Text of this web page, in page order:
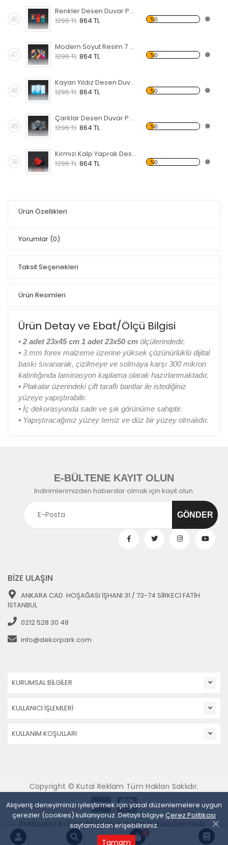
0
46
Renkler Desen Duvar Panosu
1296 TL 864 TL %0
47
Modern Soyut Resim 7 Forex Tablo
1296 TL 864 TL %0
48
Kayan Yıldız Desen Duvar Panosu
1296 TL 864 TL %0
49
Çarklar Desen Duvar Panosu
1296 TL 864 TL %0
50
Kırmızı Kalp Yaprak Desen Duvar Panosu
1296 TL 864 TL %0
Ürün Özellikleri
Yorumlar (0)
Taksit Seçenekleri
Ürün Resimleri
Ürün Detay ve Ebat/Ölçü Bilgisi
• 2 adet 23x45 cm 1 adet 23x50 cm ölçülerindedir.
• 3 mm forex malzeme üzerine yüksek çözünürlüklü dijital
baskı sıvanarak, çizilmeye ve solmaya karşı 300 mikron
kalınlığında laminasyon kaplama olarak hazırlanmaktadır.
• Plakalar üzerindeki çift taraflı bantlar ile istediğiniz
yüzeye yapıştırabilir.
• İç dekorasyonda sade ve şık görünüme sahiptir.
• Yapıştıracağınız yüzey temiz ve düz bir yüzey olmalıdır.
Alışveriş deneyiminizi iyileştirmek için yasal düzenlemelere uygun
çerezler (cookies) kullanıyoruz. Detaylı bilgiye Çerez Politikası
sayfamızdan erişebilirsiniz.
Tamam
E-BÜLTENE KAYIT OLUN
İndirimlerimizden haberdar olmak için kayıt olun.
BİZE ULAŞIN
ANKARA CAD. HOŞAĞASI İŞHANI 31 / 73-74 SİRKECİ FATİH
İSTANBUL
0212 528 30 48
info@dekorpark.com
KURUMSAL BİLGİLER
KULLANICI İŞLEMLERİ
KULLANIM KOŞULLARI
Copyright © Kutal Reklam Tüm Hakları Saklıdır.
Proticaret E-Ticaret Sitesi Yazılımı İle Hazırlanmıştır.